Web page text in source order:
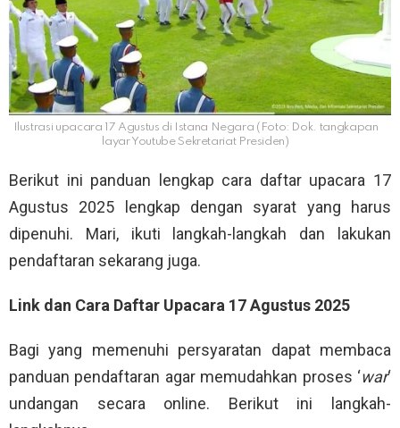
Ilustrasi upacara 17 Agustus di Istana Negara (Foto: Dok. tangkapan
layar Youtube Sekretariat Presiden)
Berikut ini panduan lengkap cara daftar upacara 17
Agustus 2025 lengkap dengan syarat yang harus
dipenuhi. Mari, ikuti langkah-langkah dan lakukan
pendaftaran sekarang juga.
Link dan Cara Daftar Upacara 17 Agustus 2025
Bagi yang memenuhi persyaratan dapat membaca
panduan pendaftaran agar memudahkan proses ‘war‘
undangan secara online. Berikut ini langkah-